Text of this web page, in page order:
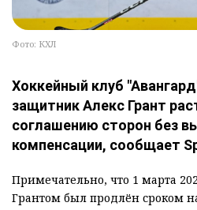
Фото: КХЛ
Хоккейный клуб
защитник Алекс Грант
соглашению сторон без
компенсации, сообщает
Примечательно, что 1 марта
Грантом был продлён сроком